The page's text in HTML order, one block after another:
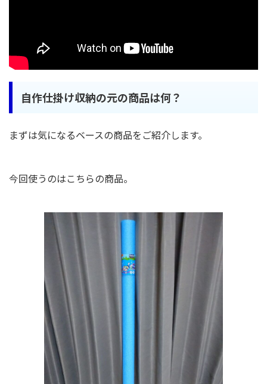
自作仕掛け収納の元の商品は何？
まずは気になるベースの商品をご紹介します。
今回使うのはこちらの商品。